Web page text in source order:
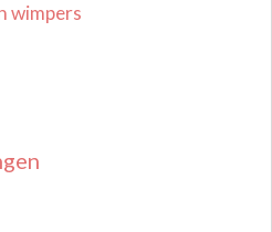
en wimpers